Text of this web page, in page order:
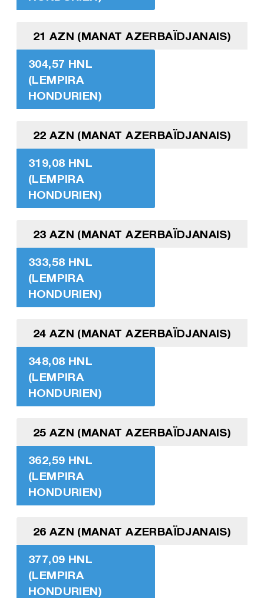
21 AZN (MANAT AZERBAÏDJANAIS)
304,57 HNL
(LEMPIRA
HONDURIEN)
22 AZN (MANAT AZERBAÏDJANAIS)
319,08 HNL
(LEMPIRA
HONDURIEN)
23 AZN (MANAT AZERBAÏDJANAIS)
333,58 HNL
(LEMPIRA
HONDURIEN)
24 AZN (MANAT AZERBAÏDJANAIS)
348,08 HNL
(LEMPIRA
HONDURIEN)
25 AZN (MANAT AZERBAÏDJANAIS)
362,59 HNL
(LEMPIRA
HONDURIEN)
26 AZN (MANAT AZERBAÏDJANAIS)
377,09 HNL
(LEMPIRA
HONDURIEN)